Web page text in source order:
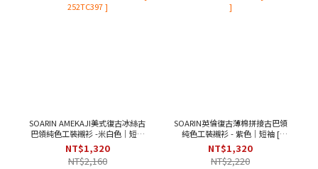
SOARIN AMEKAJI美式復古冰絲古
巴領純色工裝襯衫 -米白色｜短袖
[ 252TC397 ]
NT$1,320
NT$2,160
SOARIN英倫復古薄棉拼接古巴領
純色工裝襯衫 - 紫色｜短袖 [
2321C43 ]
NT$1,320
NT$2,220